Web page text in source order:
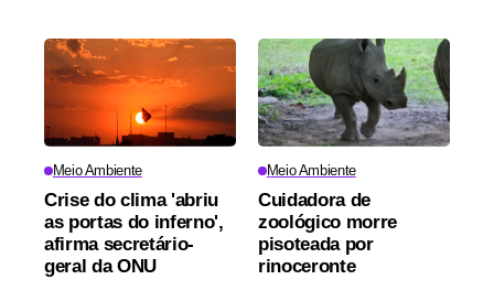
Meio Ambiente
Crise do clima 'abriu
as portas do inferno',
afirma secretário-
geral da ONU
Meio Ambiente
Cuidadora de
zoológico morre
pisoteada por
rinoceronte